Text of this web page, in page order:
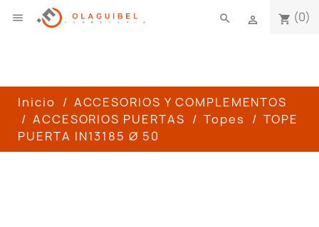
 shopping_cart (0)

search
Inicio
ACCESORIOS Y COMPLEMENTOS
ACCESORIOS PUERTAS
Topes
TOPE
PUERTA IN13185 Ø 50